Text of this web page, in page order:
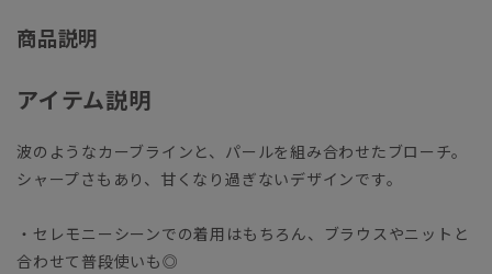
商品説明
アイテム説明
波のようなカーブラインと、パールを組み合わせたブローチ。
シャープさもあり、甘くなり過ぎないデザインです。
・セレモニーシーンでの着用はもちろん、ブラウスやニットと
合わせて普段使いも◎